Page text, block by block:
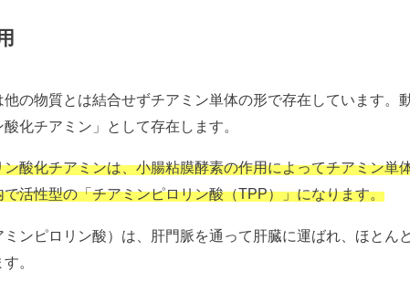
の物質とは結合せずチアミン単体の形で存在しています。
化チアミン」として存在します。
ン酸化チアミンは、小腸粘膜酵素の作用によってチアミン単
活性型の「チアミンピロリン酸（TPP）」になります。
ンピロリン酸）は、肝門脈を通って肝臓に運ばれ、ほとん
。